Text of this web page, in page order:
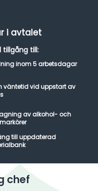
i avtalet
tillgång till:
inom 5 arbetsdagar
väntetid vid uppstart av
av alkohol- och
till uppdaterad
chef